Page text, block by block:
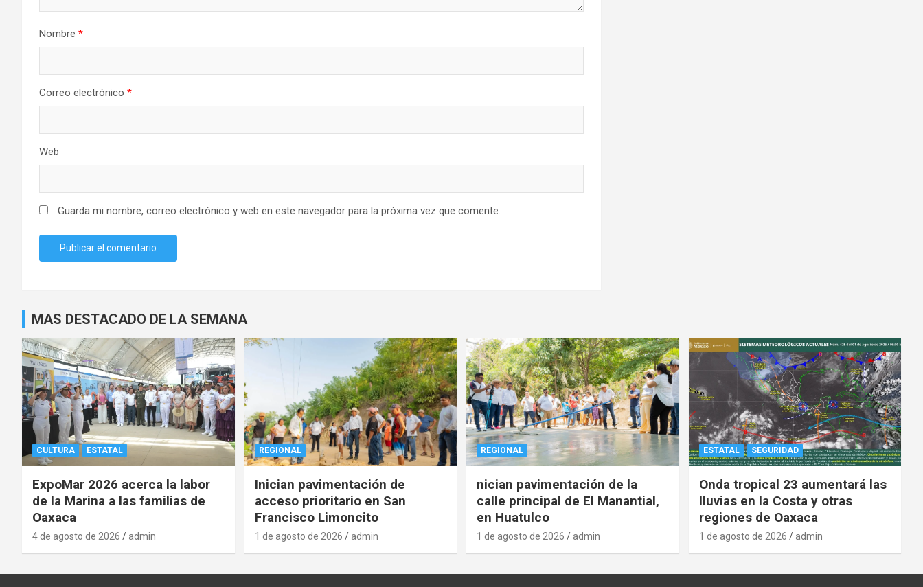
Nombre *
Correo electrónico *
Web
Guarda mi nombre, correo electrónico y web en este navegador para la próxima vez que comente.
MAS DESTACADO DE LA SEMANA
CULTURA ESTATAL
ExpoMar 2026 acerca la labor
de la Marina a las familias de
Oaxaca
4 de agosto de 2026 admin
REGIONAL
Inician pavimentación de
acceso prioritario en San
Francisco Limoncito
1 de agosto de 2026 admin
REGIONAL
nician pavimentación de la
calle principal de El Manantial,
en Huatulco
1 de agosto de 2026 admin
ESTATAL SEGURIDAD
Onda tropical 23 aumentará las
lluvias en la Costa y otras
regiones de Oaxaca
1 de agosto de 2026 admin